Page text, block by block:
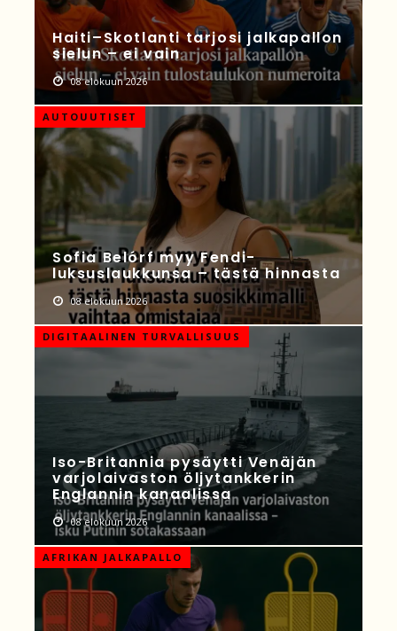
Haiti–Skotlanti tarjosi jalkapallon
sielun – ei vain
08 elokuun 2026
AUTOUUTISET
Sofia Belórf myy Fendi-
luksuslaukkunsa – tästä hinnasta
08 elokuun 2026
DIGITAALINEN TURVALLISUUS
Iso-Britannia pysäytti Venäjän
varjolaivaston öljytankkerin
Englannin kanaalissa
08 elokuun 2026
AFRIKAN JALKAPALLO